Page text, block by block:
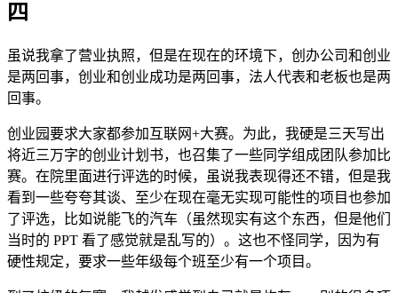
四
虽说我拿了营业执照，但是在现在的环境下，创办公司和创业
是两回事，创业和创业成功是两回事，法人代表和老板也是两
回事。
创业园要求大家都参加互联网+大赛。为此，我硬是三天写出
将近三万字的创业计划书，也召集了一些同学组成团队参加比
赛。在院里面进行评选的时候，虽说我表现得还不错，但是我
看到一些夸夸其谈、至少在现在毫无实现可能性的项目也参加
了评选，比如说能飞的汽车（虽然现实有这个东西，但是他们
当时的 PPT 看了感觉就是乱写的）。这也不怪同学，因为有
硬性规定，要求一些年级每个班至少有一个项目。